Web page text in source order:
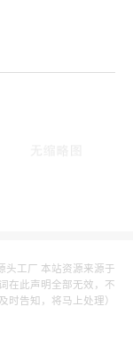
头工厂 本站资源来源于
在此声明全部无效，不
告知，将马上处理）